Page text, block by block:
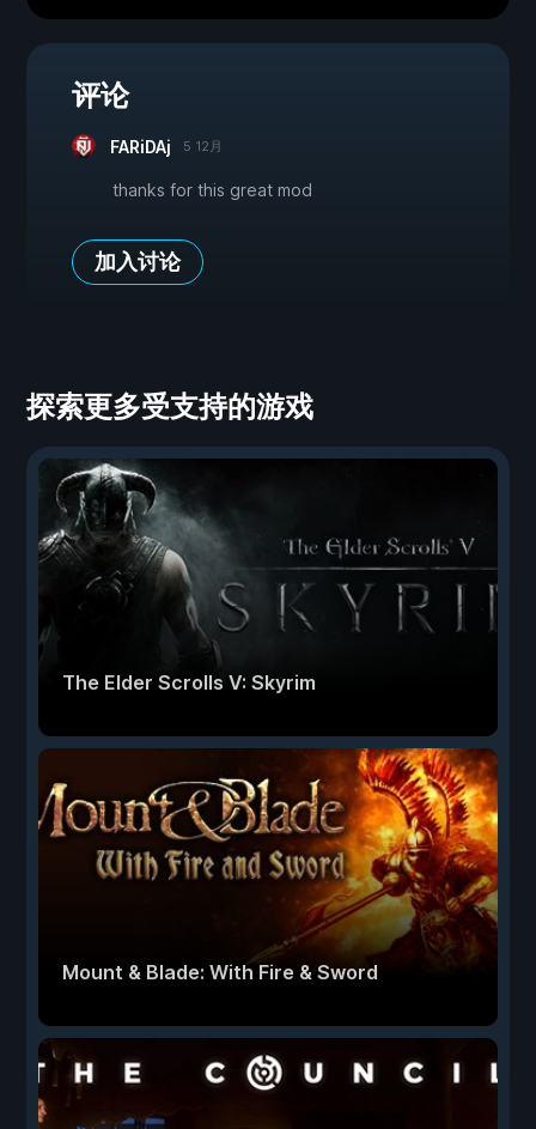
评论
FARiDAj 5 12月
thanks for this great mod
加入讨论
探索更多受支持的游戏
The Elder Scrolls V: Skyrim
Mount & Blade: With Fire & Sword